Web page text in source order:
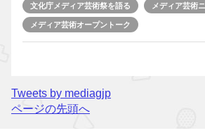
文化庁メディア芸術祭を語る メディア芸術
メディア芸術オープントーク
Tweets by mediagjp
ページの先頭へ